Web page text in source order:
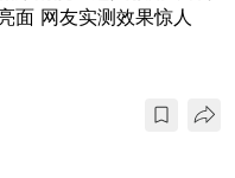
面 网友实测效果惊人